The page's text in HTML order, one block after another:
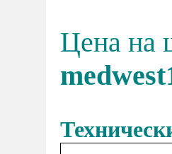
Цена на